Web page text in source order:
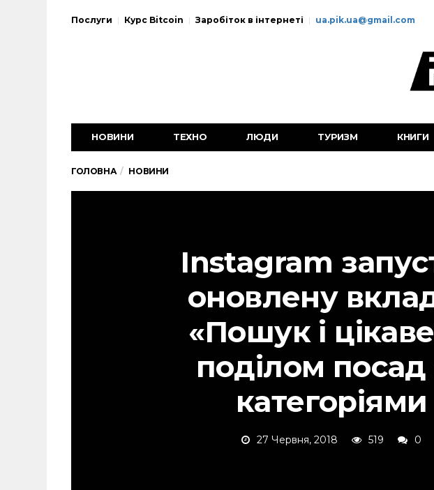
Послуги Курс Bitcoin Заробіток в інтернеті ua.pik.ua@gmail.com
НОВИНИ ТЕХНО ЛЮДИ ТУРИЗМ КНИГИ
ГОЛОВНА НОВИНИ
Instagram
оновлену
«Пошук і
поділом посад
категоріями
27 Червня, 2018 519 0